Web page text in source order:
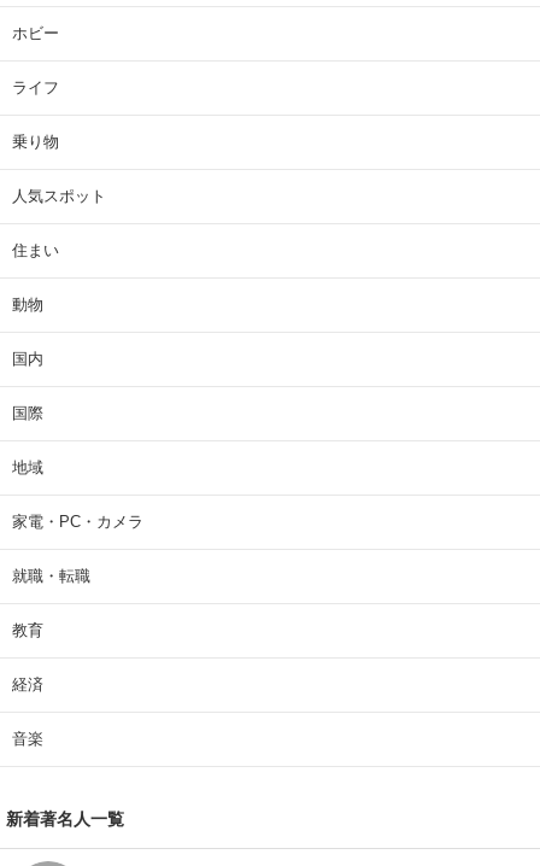
ホビー
ライフ
乗り物
人気スポット
住まい
動物
国内
国際
地域
家電・PC・カメラ
就職・転職
教育
経済
音楽
新着著名人一覧